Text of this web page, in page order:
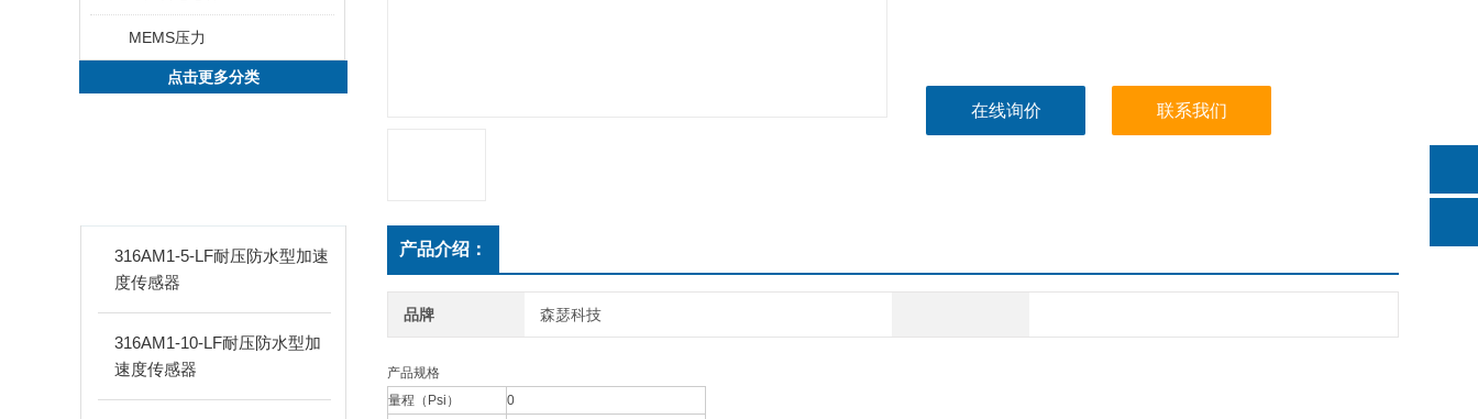
MEMS压力
点击更多分类
316AM1-5-LF耐压防水型加速
度传感器
316AM1-10-LF耐压防水型加
速度传感器
在线询价 联系我们
产品介绍：
品牌 森瑟科技
产品规格
量程（Psi）
0